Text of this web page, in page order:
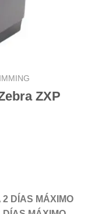
ZXP
DÍAS MÁXIMO